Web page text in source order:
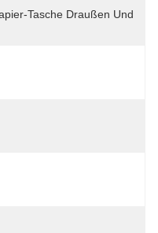
Tasche Draußen Und